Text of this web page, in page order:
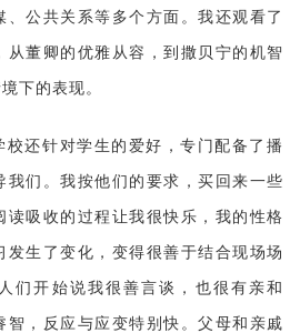
公共关系等多个方面。我还观看了
从董卿的优雅从容，到撒贝宁的机智
下的表现。
校还针对学生的爱好，专门配备了播
我们。我按他们的要求，买回来一些
读吸收的过程让我很快乐，我的性格
发生了变化，变得很善于结合现场场
们开始说我很善言谈，也很有亲和
智，反应与应变特别快。父母和亲戚